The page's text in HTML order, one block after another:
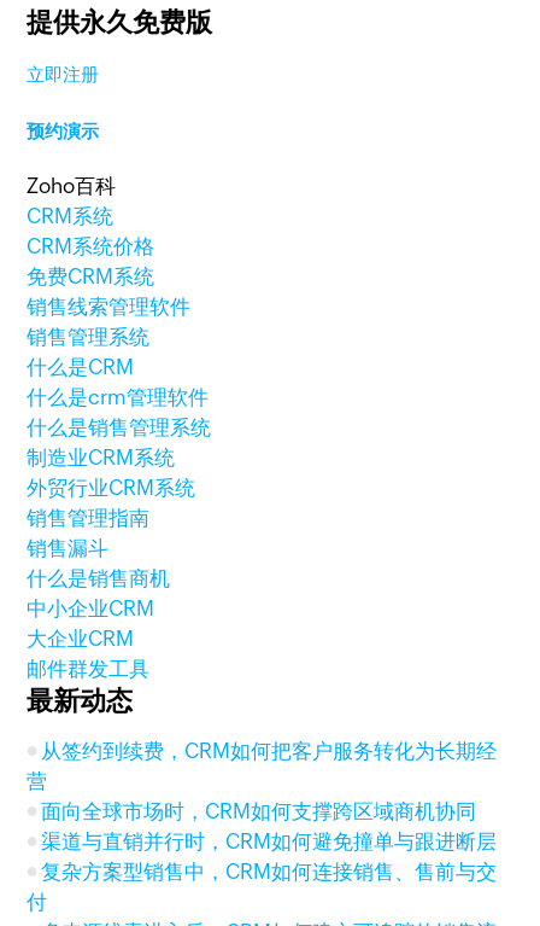
提供永久免费版
立即注册
预约演示
Zoho百科
CRM系统
CRM系统价格
免费CRM系统
销售线索管理软件
销售管理系统
什么是CRM
什么是crm管理软件
什么是销售管理系统
制造业CRM系统
外贸行业CRM系统
销售管理指南
销售漏斗
什么是销售商机
中小企业CRM
大企业CRM
邮件群发工具
最新动态
从签约到续费，CRM如何把客户服务转化为长期经
营
面向全球市场时，CRM如何支撑跨区域商机协同
渠道与直销并行时，CRM如何避免撞单与跟进断层
复杂方案型销售中，CRM如何连接销售、售前与交
付